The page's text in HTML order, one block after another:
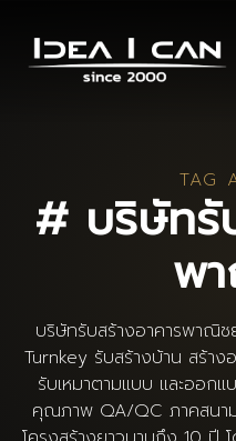
TAG
# บริษัทรั
พ
บริษัทรับสร้างอาคารพาณิ
Turnkey รับสร้างบ้าน สร้าง
รับเหมาตามแบบ และออก
คุณภาพ QA/QC ภาคสนาม